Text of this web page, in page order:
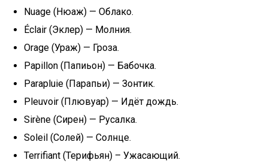
Nuage (Нюаж) — Облако.
Éclair (Эклер) — Молния.
Orage (Ураж) — Гроза.
Papillon (Папиьон) — Бабочка.
Parapluie (Парапьи) — Зонтик.
Pleuvoir (Плювуар) — Идёт дождь.
Sirène (Сирен) — Русалка.
Soleil (Солей) — Солнце.
Terrifiant (Терифьян) – Ужасающий.